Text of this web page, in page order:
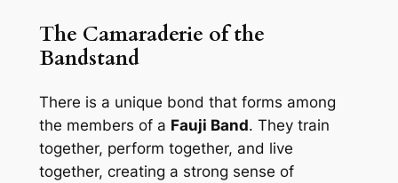
The Camaraderie of the
Bandstand
There is a unique bond that forms among
the members of a Fauji Band. They train
together, perform together, and live
together, creating a strong sense of